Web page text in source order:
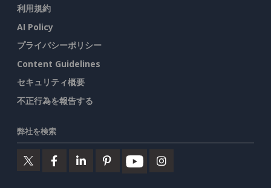
利用規約
AI Policy
プライバシーポリシー
Content Guidelines
セキュリティ概要
不正行為を報告する
弊社を検索